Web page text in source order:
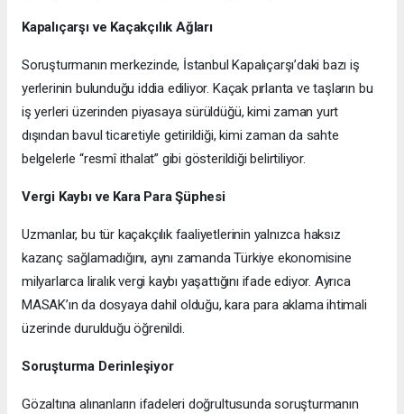
Kapalıçarşı ve Kaçakçılık Ağları
Soruşturmanın merkezinde, İstanbul Kapalıçarşı’daki bazı iş
yerlerinin bulunduğu iddia ediliyor. Kaçak pırlanta ve taşların bu
iş yerleri üzerinden piyasaya sürüldüğü, kimi zaman yurt
dışından bavul ticaretiyle getirildiği, kimi zaman da sahte
belgelerle “resmî ithalat” gibi gösterildiği belirtiliyor.
Vergi Kaybı ve Kara Para Şüphesi
Uzmanlar, bu tür kaçakçılık faaliyetlerinin yalnızca haksız
kazanç sağlamadığını, aynı zamanda Türkiye ekonomisine
milyarlarca liralık vergi kaybı yaşattığını ifade ediyor. Ayrıca
MASAK’ın da dosyaya dahil olduğu, kara para aklama ihtimali
üzerinde durulduğu öğrenildi.
Soruşturma Derinleşiyor
Gözaltına alınanların ifadeleri doğrultusunda soruşturmanın